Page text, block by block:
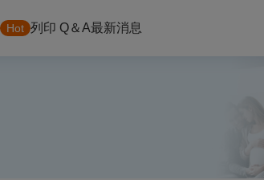
Hot 列印 Q＆A最新消息